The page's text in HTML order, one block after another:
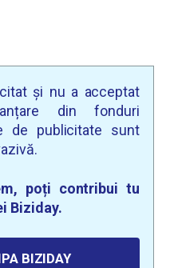
și nu a acceptat
din fonduri
de publicitate sunt
poți contribui tu
Biziday.
BIZIDAY